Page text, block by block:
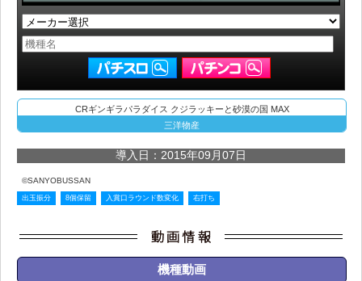
CRギンギラパラダイス クジラッキーと砂漠の国 MAX
三洋物産
導入日：2015年09月07日
©SANYOBUSSAN
出玉振分 8個保留 入賞口ラウンド数変化 右打ち
機種動画